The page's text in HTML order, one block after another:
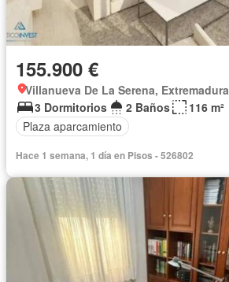
155.900 €
Villanueva De La Serena, Extremadura
3 Dormitorios
2 Baños
116 m²
Plaza aparcamiento
Hace 1 semana, 1 día en Pisos - 526802